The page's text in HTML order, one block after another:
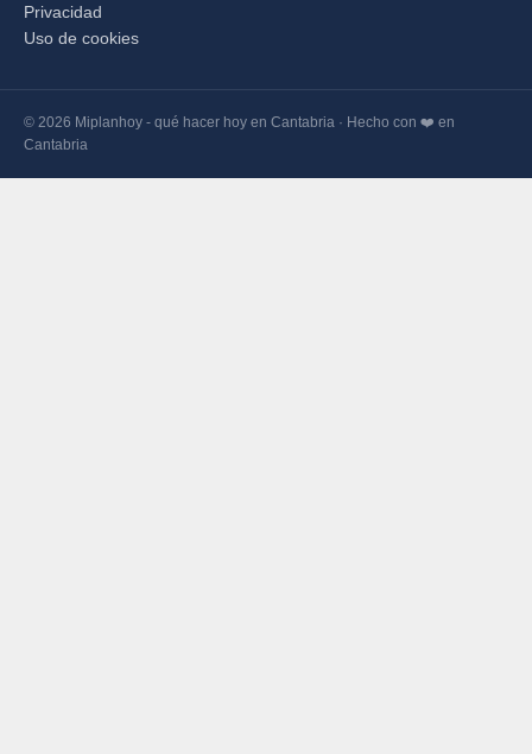
Privacidad
Uso de cookies
© 2026 Miplanhoy - qué hacer hoy en Cantabria · Hecho con ❤️ en
Cantabria